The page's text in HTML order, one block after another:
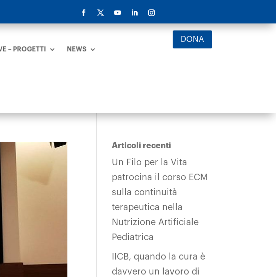
– PROGETTI NEWS
DONA
Articoli recenti
Un Filo per la Vita
patrocina il corso ECM
sulla continuità
terapeutica nella
Nutrizione Artificiale
Pediatrica
IICB, quando la cura è
davvero un lavoro di